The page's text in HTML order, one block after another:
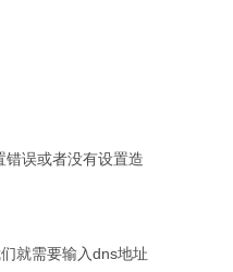
错误或者没有设置造
就需要输入dns地址